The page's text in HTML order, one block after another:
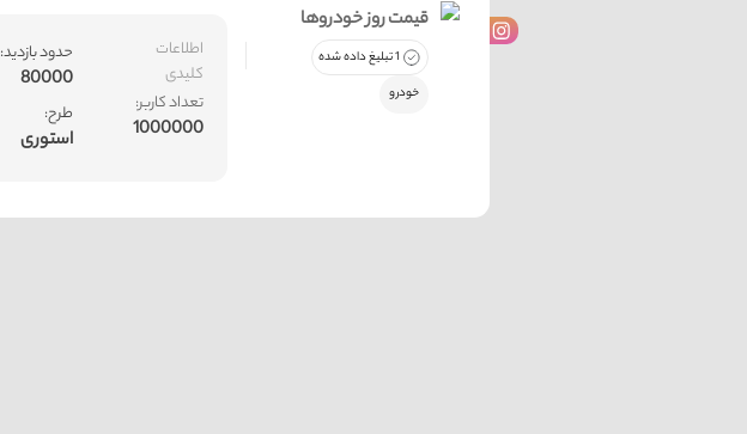
اطلاعات
کلیدی
تعداد کاربر:
1000000
حدود بازدید:
80000
طرح:
استوری
قیمت روز خودروها
1 تبلیغ داده شده
خودرو